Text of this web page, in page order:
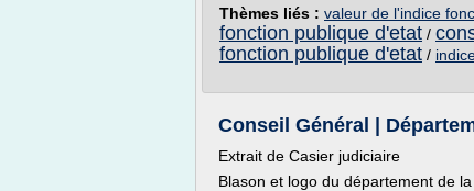
Thèmes liés : valeur de l'indice
fonction publique d'etat /
fonction publique d'etat /
Conseil Général |
Extrait de Casier judiciaire
Blason et logo du département de